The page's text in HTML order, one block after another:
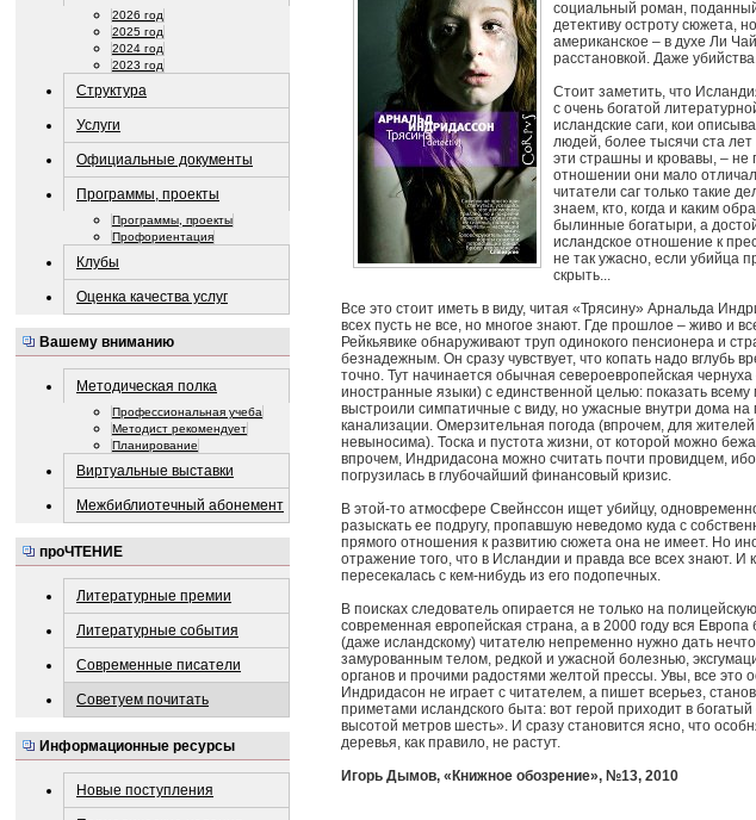
2026 год
2025 год
2024 год
2023 год
Структура
Услуги
Официальные документы
Программы, проекты
Программы, проекты
Профориентация
Клубы
Оценка качества услуг
Вашему вниманию
Методическая полка
Профессиональная учеба
Методист рекомендует
Планирование
Виртуальные выставки
Межбиблиотечный абонемент
проЧТЕНИЕ
Литературные премии
Литературные события
Современные писатели
Советуем почитать
Информационные ресурсы
Новые поступления
социальный роман,
детективу остроту сюжета,
американское – в духе Ли
расстановкой. Даже
Стоит заметить, что
с очень богатой
исландские саги, кои
людей, более тысячи ста
эти страшны и кровавы, –
отношении они мало
читатели саг только такие
знаем, кто, когда и каким
былинные богатыри, а
исландское отношение к
не так ужасно, если убийца
скрыть...
Все это стоит иметь в виду, читая «Трясину» Арнальда
всех пусть не все, но многое знают. Где прошлое – живо и
Рейкьявике обнаруживают труп одинокого пенсионера и
безнадежным. Он сразу чувствует, что копать надо вглубь
точно. Тут начинается обычная североевропейская
иностранные языки) с единственной целью: показать
выстроили симпатичные с виду, но ужасные внутри дома
канализации. Омерзительная погода (впрочем, для
невыносима). Тоска и пустота жизни, от которой можно
впрочем, Индридасона можно считать почти провидцем,
погрузилась в глубочайший финансовый кризис.
В этой-то атмосфере Свейнссон ищет убийцу,
разыскать ее подругу, пропавшую неведомо куда с
прямого отношения к развитию сюжета она не имеет. Но
отражение того, что в Исландии и правда все всех знают. И
пересекалась с кем-нибудь из его подопечных.
В поисках следователь опирается не только на
современная европейская страна, а в 2000 году вся
(даже исландскому) читателю непременно нужно дать
замурованным телом, редкой и ужасной болезнью,
органов и прочими радостями желтой прессы. Увы, все это
Индридасон не играет с читателем, а пишет всерьез,
приметами исландского быта: вот герой приходит в
высотой метров шесть». И сразу становится ясно, что
деревья, как правило, не растут.
Игорь Дымов, «Книжное обозрение», №13, 2010